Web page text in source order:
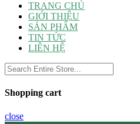
TRANG CHỦ
GIỚI THIỆU
SẢN PHẨM
TIN TỨC
LIÊN HỆ
Shopping cart
close